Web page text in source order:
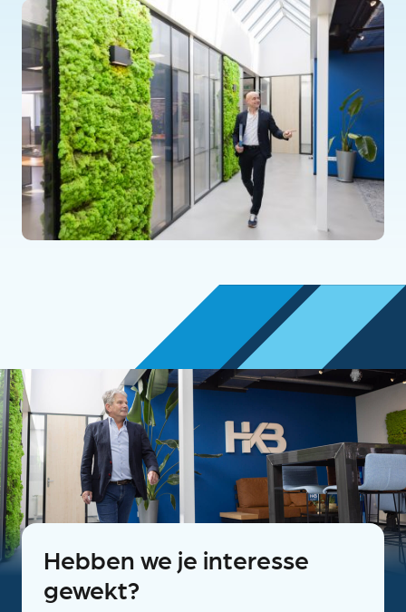
Hebben we je interesse
gewekt?